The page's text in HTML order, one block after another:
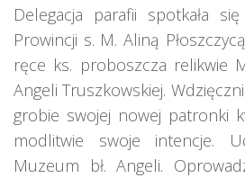
Delegacja parafii spotkała
Prowincji s. M. Aliną
ręce ks. proboszcza relikwie
Angeli Truszkowskiej.
grobie swojej nowej patronki
modlitwie swoje intencje.
Muzeum bł. Angeli.